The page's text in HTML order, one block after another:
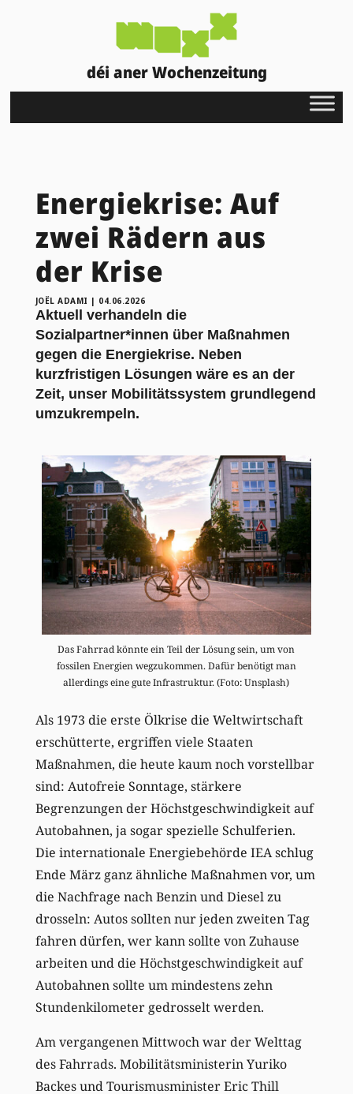
déi aner Wochenzeitung
Energiekrise: Auf
zwei Rädern aus
der Krise
JOËL ADAMI | 04.06.2026
Aktuell verhandeln die
Sozialpartner*innen über Maßnahmen
gegen die Energiekrise. Neben
kurzfristigen Lösungen wäre es an der
Zeit, unser Mobilitätssystem grundlegend
umzukrempeln.
Das Fahrrad könnte ein Teil der Lösung sein, um von
fossilen Energien wegzukommen. Dafür benötigt man
allerdings eine gute Infrastruktur. (Foto: Unsplash)
Als 1973 die erste Ölkrise die Weltwirtschaft
erschütterte, ergriffen viele Staaten
Maßnahmen, die heute kaum noch vorstellbar
sind: Autofreie Sonntage, stärkere
Begrenzungen der Höchstgeschwindigkeit auf
Autobahnen, ja sogar spezielle Schulferien.
Die internationale Energiebehörde IEA schlug
Ende März ganz ähnliche Maßnahmen vor, um
die Nachfrage nach Benzin und Diesel zu
drosseln: Autos sollten nur jeden zweiten Tag
fahren dürfen, wer kann sollte von Zuhause
arbeiten und die Höchstgeschwindigkeit auf
Autobahnen sollte um mindestens zehn
Stundenkilometer gedrosselt werden.
Am vergangenen Mittwoch war der Welttag
des Fahrrads. Mobilitätsministerin Yuriko
Backes und Tourismusminister Eric Thill